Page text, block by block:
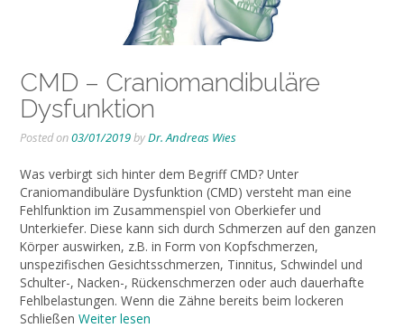
CMD – Craniomandibuläre
Dysfunktion
Posted on03/01/2019byDr. Andreas Wies
Was verbirgt sich hinter dem Begriff CMD? Unter
Craniomandibuläre Dysfunktion (CMD) versteht man eine
Fehlfunktion im Zusammenspiel von Oberkiefer und
Unterkiefer. Diese kann sich durch Schmerzen auf den ganzen
Körper auswirken, z.B. in Form von Kopfschmerzen,
unspezifischen Gesichtsschmerzen, Tinnitus, Schwindel und
Schulter-, Nacken-, Rückenschmerzen oder auch dauerhafte
Fehlbelastungen. Wenn die Zähne bereits beim lockeren
Schließen Weiter lesen